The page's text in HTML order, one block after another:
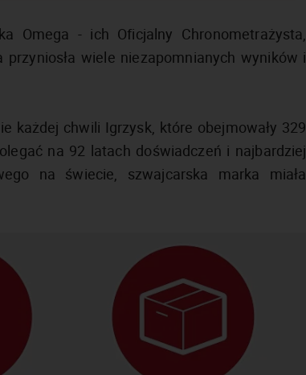
Omega - ich Oficjalny Chronometrażysta,
wiele niezapomnianych wyników i
każdej chwili Igrzysk, które obejmowały 329
na 92 latach doświadczeń i najbardziej
na świecie, szwajcarska marka miała